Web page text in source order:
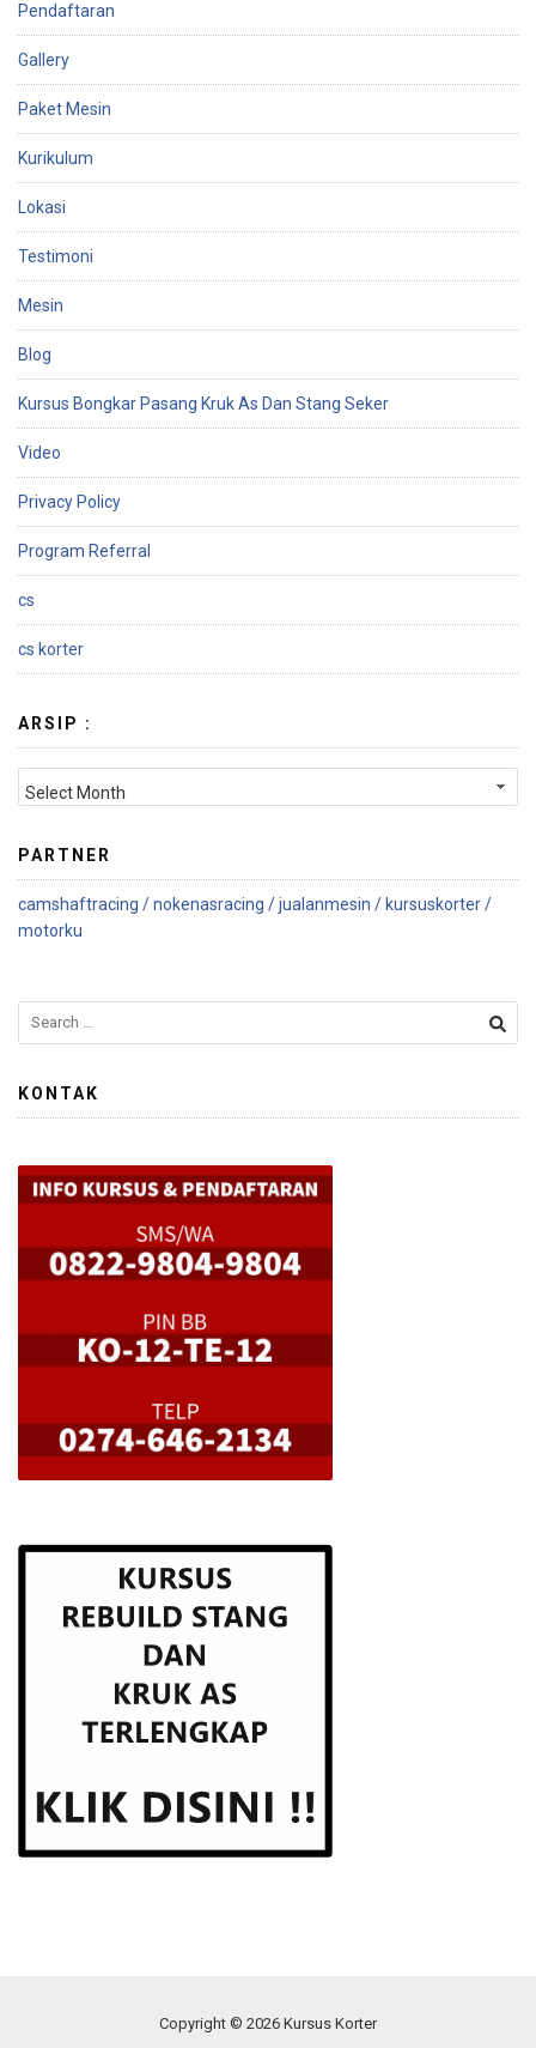
Pendaftaran
Gallery
Paket Mesin
Kurikulum
Lokasi
Testimoni
Mesin
Blog
Kursus Bongkar Pasang Kruk As Dan Stang Seker
Video
Privacy Policy
Program Referral
cs
cs korter
ARSIP :
PARTNER
camshaftracing /nokenasracing /jualanmesin / kursuskorter /
motorku
KONTAK
Copyright © 2026 Kursus Korter